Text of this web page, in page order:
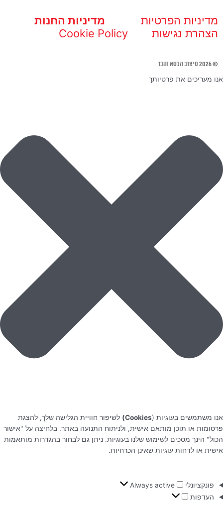
מדיניות הפרטיות
מדיניות החנות
הצהרת נגישות
Cookie Policy
© 2026 עיצוב הכסא והבר
אנו מעריכים את פרטיותך
אנו משתמשים בעוגיות (Cookies)
לשיפור חוויית הגלישה שלך, להצגת
פרסומות או תוכן מותאם אישית, ולניתוח התנועה באתר. בלחיצה על "אישור
הכול" הינך מסכים לשימוש שלנו בעוגיות. ניתן גם לבחור בהגדרות מותאמות
אישית או לדחות עוגיות שאינן הכרחיות.
פונקציונלי
Always active
העדפות